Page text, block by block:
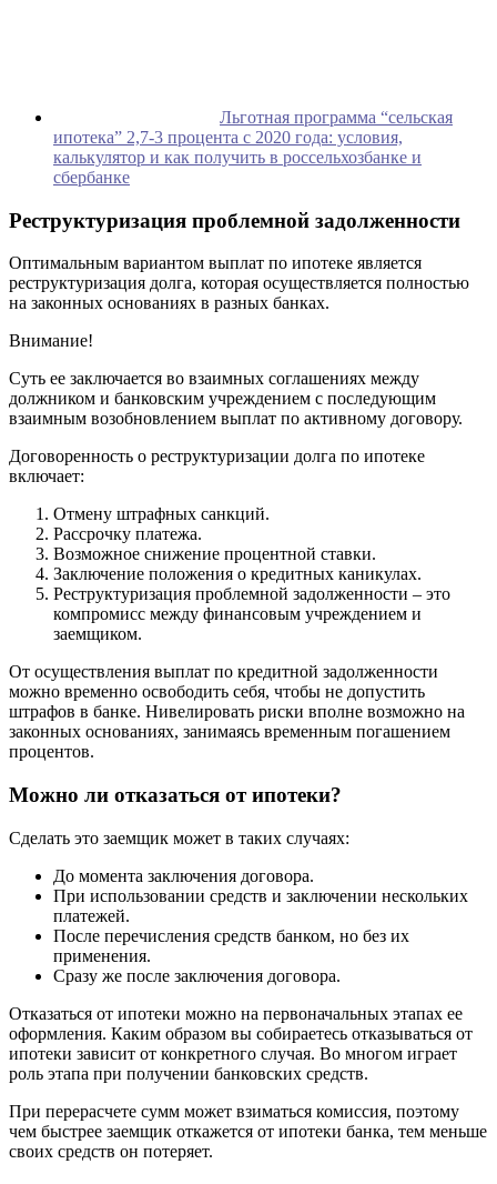
Льготная программа “сельская
ипотека” 2,7-3 процента с 2020 года: условия,
калькулятор и как получить в россельхозбанке и
сбербанке
Реструктуризация проблемной задолженности
Оптимальным вариантом выплат по ипотеке является
реструктуризация долга, которая осуществляется полностью
на законных основаниях в разных банках.
Внимание!
Суть ее заключается во взаимных соглашениях между
должником и банковским учреждением с последующим
взаимным возобновлением выплат по активному договору.
Договоренность о реструктуризации долга по ипотеке
включает:
Отмену штрафных санкций.
Рассрочку платежа.
Возможное снижение процентной ставки.
Заключение положения о кредитных каникулах.
Реструктуризация проблемной задолженности – это
компромисс между финансовым учреждением и
заемщиком.
От осуществления выплат по кредитной задолженности
можно временно освободить себя, чтобы не допустить
штрафов в банке. Нивелировать риски вполне возможно на
законных основаниях, занимаясь временным погашением
процентов.
Можно ли отказаться от ипотеки?
Сделать это заемщик может в таких случаях:
До момента заключения договора.
При использовании средств и заключении нескольких
платежей.
После перечисления средств банком, но без их
применения.
Сразу же после заключения договора.
Отказаться от ипотеки можно на первоначальных этапах ее
оформления. Каким образом вы собираетесь отказываться от
ипотеки зависит от конкретного случая. Во многом играет
роль этапа при получении банковских средств.
При перерасчете сумм может взиматься комиссия, поэтому
чем быстрее заемщик откажется от ипотеки банка, тем меньше
своих средств он потеряет.